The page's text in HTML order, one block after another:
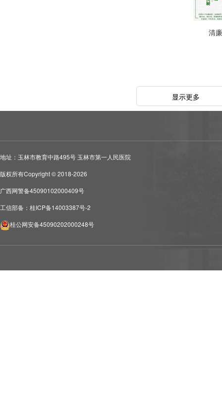
清
显示更多
地址：玉林市教育中路495号 玉林市第一人民医院
版权所有Copyright © 2018-2026
广西网警备45090102000409号
工信部备：桂ICP备14003387号-2
桂公网安备45090202000248号